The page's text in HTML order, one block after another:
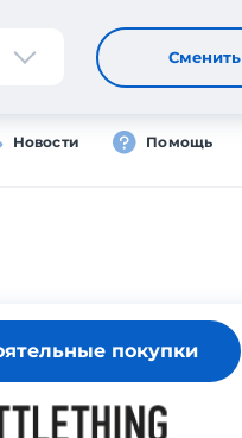
Регистрация Вход
Новости Помощь
Сменить
покупки